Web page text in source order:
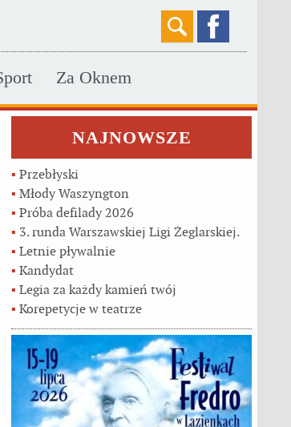
Za Oknem
NAJNOWSZE
Przebłyski
Młody Waszyngton
Próba defilady 2026
3. runda Warszawskiej Ligi Żeglarskiej.
Letnie pływalnie
Kandydat
Legia za każdy kamień twój
Korepetycje w teatrze